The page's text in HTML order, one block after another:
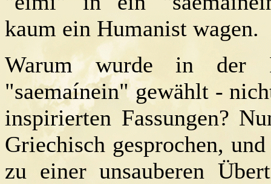
kaum ein Humanist wagen.
Warum wurde in der
"saemaínein" gewählt -
inspirierten Fassungen?
Griechisch gesprochen,
zu einer unsauberen